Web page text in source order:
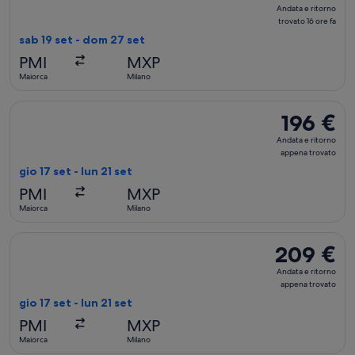
e
Andata e ritorno
trovato 16 ore fa
sab 19 set - dom 27 set
PMI
Maiorca
MXP
Milano
196 €
Andata
e
196 €
Andata e ritorno
appena trovato
gio 17 set - lun 21 set
PMI
Maiorca
MXP
Milano
209 €
Andata
e
209 €
Andata e ritorno
appena trovato
gio 17 set - lun 21 set
PMI
Maiorca
MXP
Milano